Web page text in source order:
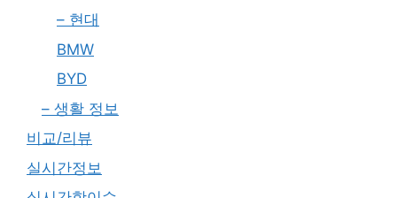
– 현대
BMW
BYD
– 생활 정보
비교/리뷰
실시간정보